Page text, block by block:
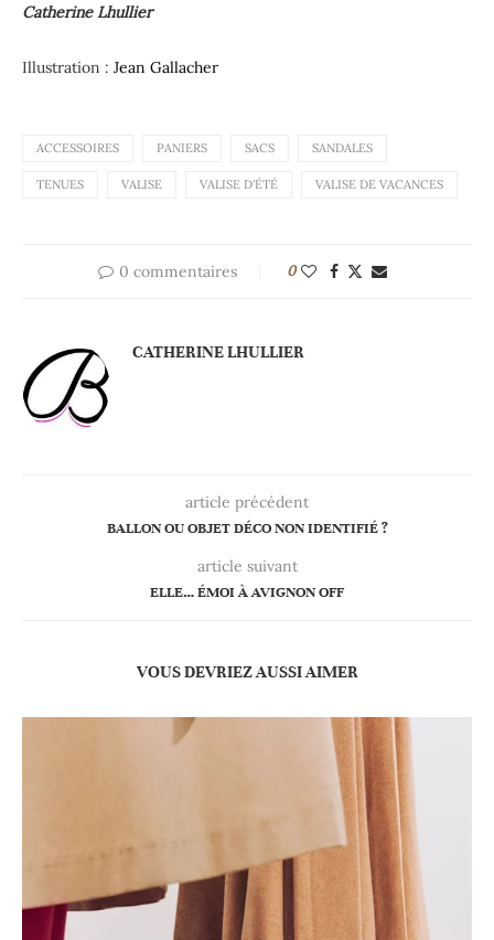
Catherine Lhullier
Illustration : Jean Gallacher
ACCESSOIRES PANIERS SACS SANDALES
TENUES VALISE VALISE D'ÉTÉ VALISE DE VACANCES
0 commentaires 0
CATHERINE LHULLIER
article précédent
BALLON OU OBJET DÉCO NON IDENTIFIÉ ?
article suivant
ELLE… ÉMOI À AVIGNON OFF
VOUS DEVRIEZ AUSSI AIMER